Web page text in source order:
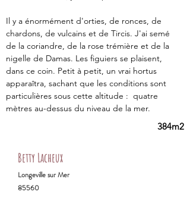
Il y a énormément d'orties, de ronces, de
chardons, de vulcains et de Tircis. J'ai semé
de la coriandre, de la rose trémière et de la
nigelle de Damas. Les figuiers se plaisent,
dans ce coin. Petit à petit, un vrai hortus
apparaîtra, sachant que les conditions sont
particulières sous cette altitude :  quatre
mètres au-dessus du niveau de la mer.
384m2
Betty Lacheux
Longeville sur Mer
85560